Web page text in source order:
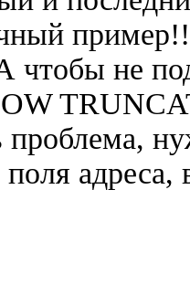
чтобы не
проблема,
адреса,